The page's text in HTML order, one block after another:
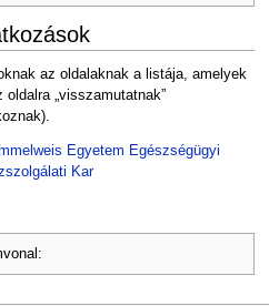
az oldalaknak a listája, amelyek
oldalra „visszamutatnak”
Egyetem Egészségügyi
Kar